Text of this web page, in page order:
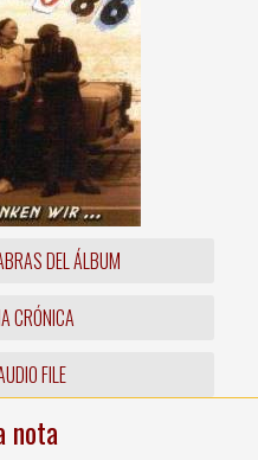
DEL ÁLBUM
CRÓNICA
FILE
nota